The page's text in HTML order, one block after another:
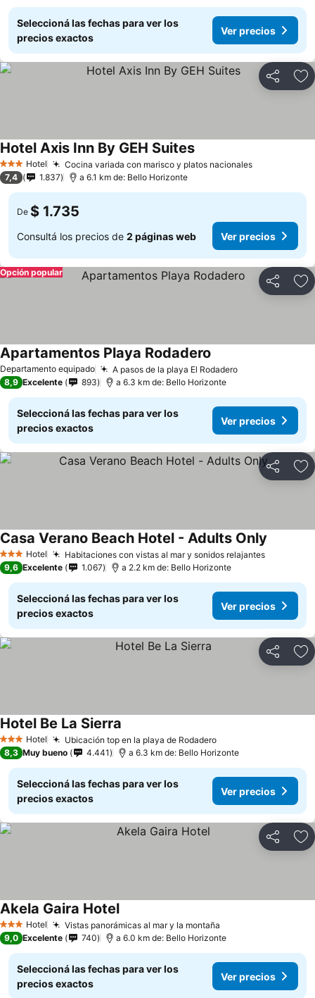
Seleccioná las fechas para ver los
precios exactos
Ver precios
Compartir
3 Estrellas
Hotel Cocina variada con marisco y platos nacionales
Hotel Axis Inn By GEH Suites
7,4 1.837 a 6.1 km de: Bello Horizonte
De $ 1.735
Consultá los precios de 2 páginas web Ver precios
Compartir
Opción popular
Departamento equipado A pasos de la playa El Rodadero
Apartamentos Playa Rodadero
8,9 Excelente 893 a 6.3 km de: Bello Horizonte
Seleccioná las fechas para ver los
precios exactos
Ver precios
Compartir
3 Estrellas
Hotel Habitaciones con vistas al mar y sonidos relajantes
Casa Verano Beach Hotel - Adults Only
9,6 Excelente 1.067 a 2.2 km de: Bello Horizonte
Seleccioná las fechas para ver los
precios exactos
Ver precios
Compartir
3 Estrellas
Hotel Ubicación top en la playa de Rodadero
Hotel Be La Sierra
8,3 Muy bueno 4.441 a 6.3 km de: Bello Horizonte
Seleccioná las fechas para ver los
precios exactos
Ver precios
Compartir
3 Estrellas
Hotel Vistas panorámicas al mar y la montaña
Akela Gaira Hotel
9,0 Excelente 740 a 6.0 km de: Bello Horizonte
Seleccioná las fechas para ver los
precios exactos
Ver precios